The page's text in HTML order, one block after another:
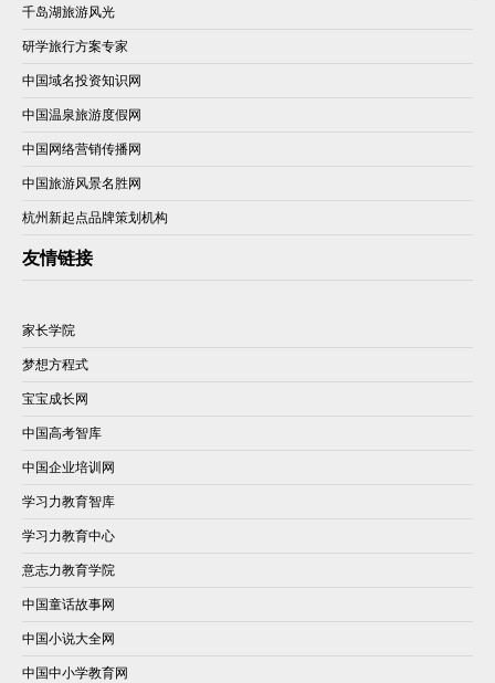
千岛湖旅游风光
研学旅行方案专家
中国域名投资知识网
中国温泉旅游度假网
中国网络营销传播网
中国旅游风景名胜网
杭州新起点品牌策划机构
友情链接
家长学院
梦想方程式
宝宝成长网
中国高考智库
中国企业培训网
学习力教育智库
学习力教育中心
意志力教育学院
中国童话故事网
中国小说大全网
中国中小学教育网